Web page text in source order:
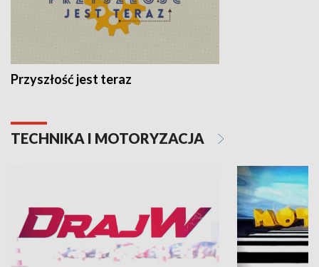
Przyszłość jest teraz
TECHNIKA I MOTORYZACJA